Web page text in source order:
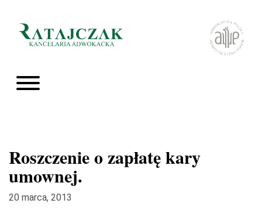
Roszczenie o zapłatę kary
umownej.
20 marca, 2013